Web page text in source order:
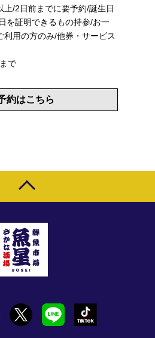
上/2日前までに要予約/誕生日
を証明できるもの持参/お一
利用の方のみ/他券・サービス
で
約はこちら